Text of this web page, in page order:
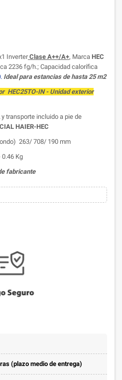
InverterClase A++/A+, Marca HEC
2236 fg/h.; Capacidad calorífica
Ideal para estancias de hasta 25 m2
HEC25TO-IN - Unidad exterior
transporte incluido a pie de
HAIER-HEC
263/ 708/ 190 mm
Kg
fabricante
(plazo medio de entrega)